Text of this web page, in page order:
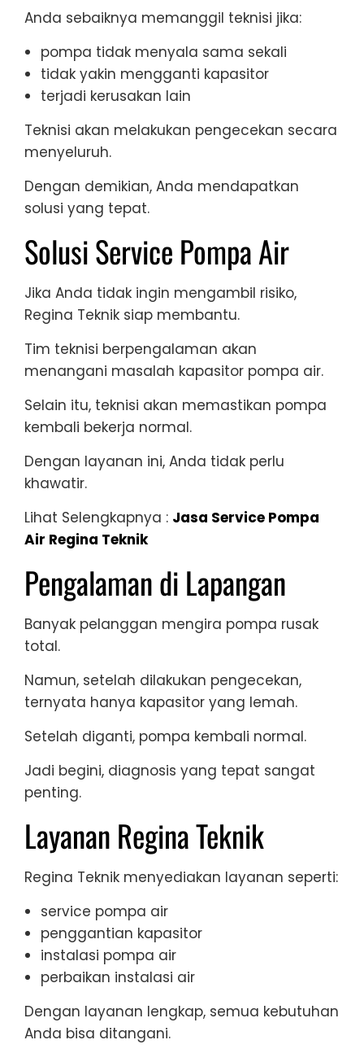
Anda sebaiknya memanggil teknisi jika:
pompa tidak menyala sama sekali
tidak yakin mengganti kapasitor
terjadi kerusakan lain
Teknisi akan melakukan pengecekan secara
menyeluruh.
Dengan demikian, Anda mendapatkan
solusi yang tepat.
Solusi Service Pompa Air
Jika Anda tidak ingin mengambil risiko,
Regina Teknik siap membantu.
Tim teknisi berpengalaman akan
menangani masalah kapasitor pompa air.
Selain itu, teknisi akan memastikan pompa
kembali bekerja normal.
Dengan layanan ini, Anda tidak perlu
khawatir.
Lihat Selengkapnya : Jasa Service Pompa
Air Regina Teknik
Pengalaman di Lapangan
Banyak pelanggan mengira pompa rusak
total.
Namun, setelah dilakukan pengecekan,
ternyata hanya kapasitor yang lemah.
Setelah diganti, pompa kembali normal.
Jadi begini, diagnosis yang tepat sangat
penting.
Layanan Regina Teknik
Regina Teknik menyediakan layanan seperti:
service pompa air
penggantian kapasitor
instalasi pompa air
perbaikan instalasi air
Dengan layanan lengkap, semua kebutuhan
Anda bisa ditangani.